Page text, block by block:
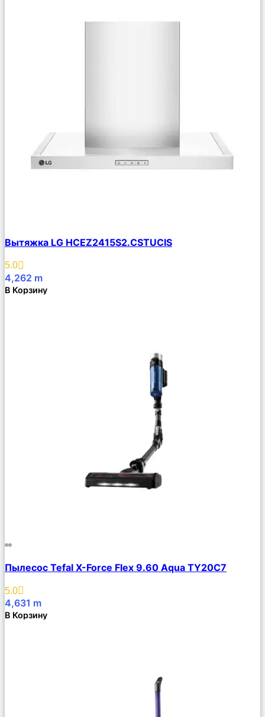
Описание
Избранное
Вытяжка LG HCEZ2415S2.CSTUCIS
5.0
4,262 m
В Корзину
Описание
Избранное
Пылесос Tefal X-Force Flex 9.60 Aqua TY20C7
5.0
4,631 m
В Корзину